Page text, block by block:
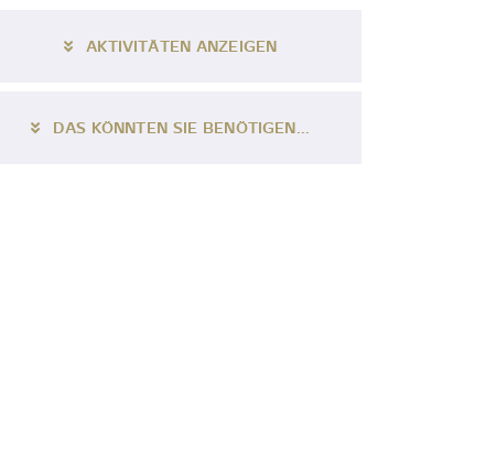
AKTIVITÄTEN ANZEIGEN
DAS KÖNNTEN SIE BENÖTIGEN...